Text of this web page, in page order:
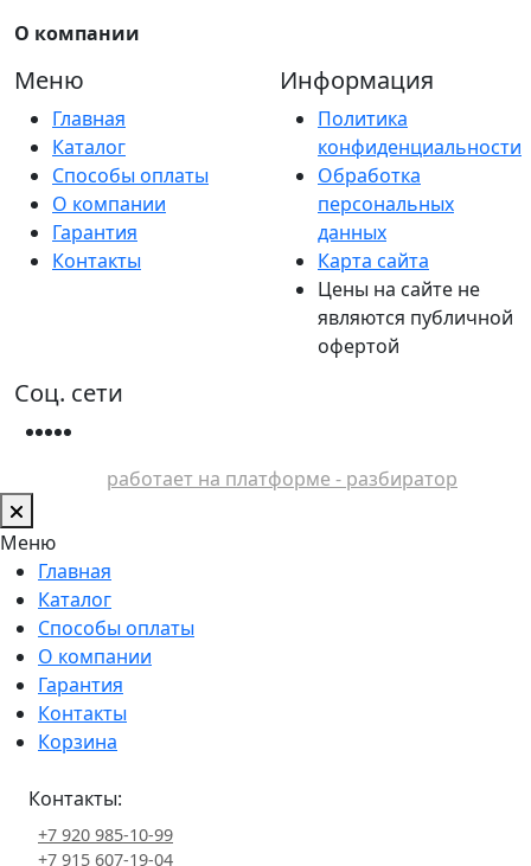
О компании
Меню
Главная
Каталог
Способы оплаты
О компании
Гарантия
Контакты
Информация
Политика
конфиденциальности
Обработка
персональных
данных
Карта сайта
Цены на сайте не
являются публичной
офертой
Соц. сети
работает на платформе - разбиратор
Меню
Главная
Каталог
Способы оплаты
О компании
Гарантия
Контакты
Корзина
Контакты:
+7 920 985-10-99
+7 915 607-19-04